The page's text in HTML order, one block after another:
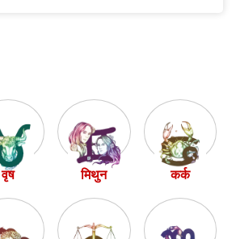
वृष मिथुन कर्क